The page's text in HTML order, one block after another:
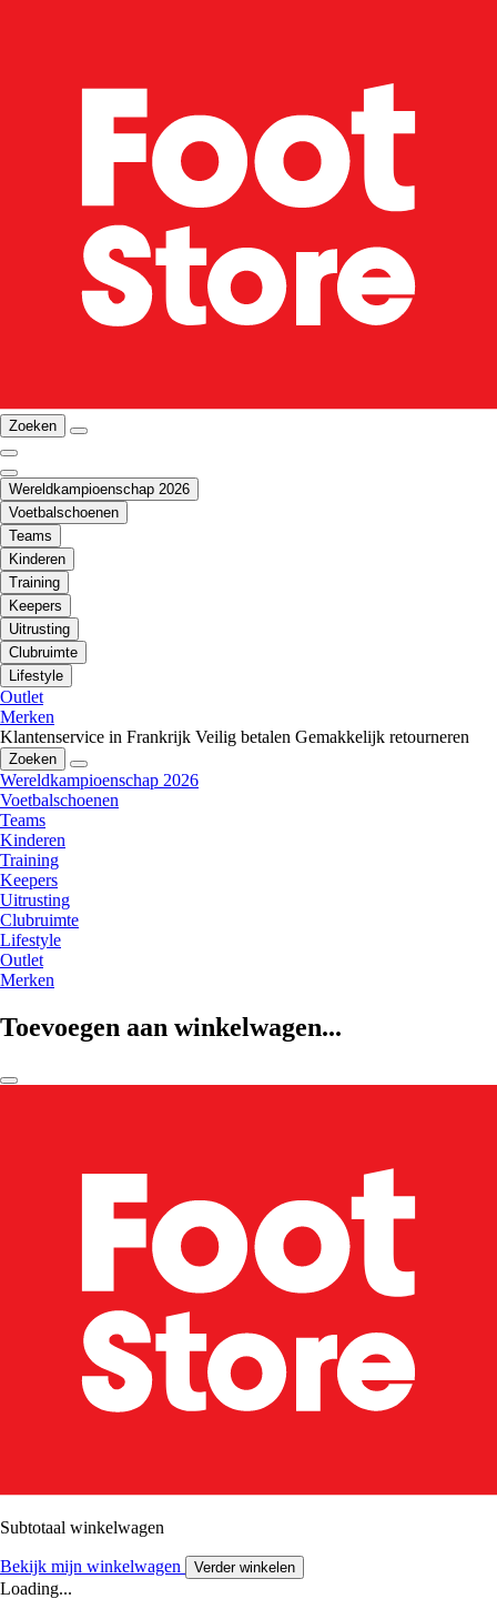
Zoeken
Wereldkampioenschap 2026
Voetbalschoenen
Teams
Kinderen
Training
Keepers
Uitrusting
Clubruimte
Lifestyle
Outlet
Merken
Klantenservice in Frankrijk Veilig betalen Gemakkelijk retourneren
Zoeken
Wereldkampioenschap 2026
Voetbalschoenen
Teams
Kinderen
Training
Keepers
Uitrusting
Clubruimte
Lifestyle
Outlet
Merken
Toevoegen aan winkelwagen...
Subtotaal winkelwagen
Bekijk mijn winkelwagen Verder winkelen
Loading...